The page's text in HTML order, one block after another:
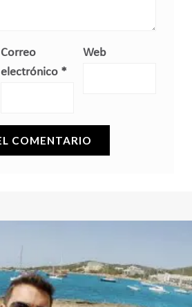
Correo
electrónico *
Web